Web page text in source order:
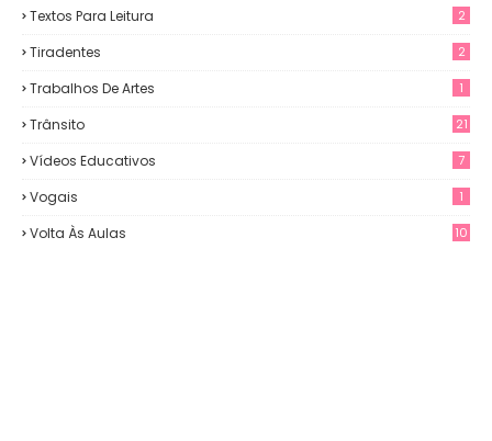
Textos Para Leitura 2
Tiradentes 2
Trabalhos De Artes 1
Trânsito 21
Vídeos Educativos 7
Vogais 1
Volta Às Aulas
10